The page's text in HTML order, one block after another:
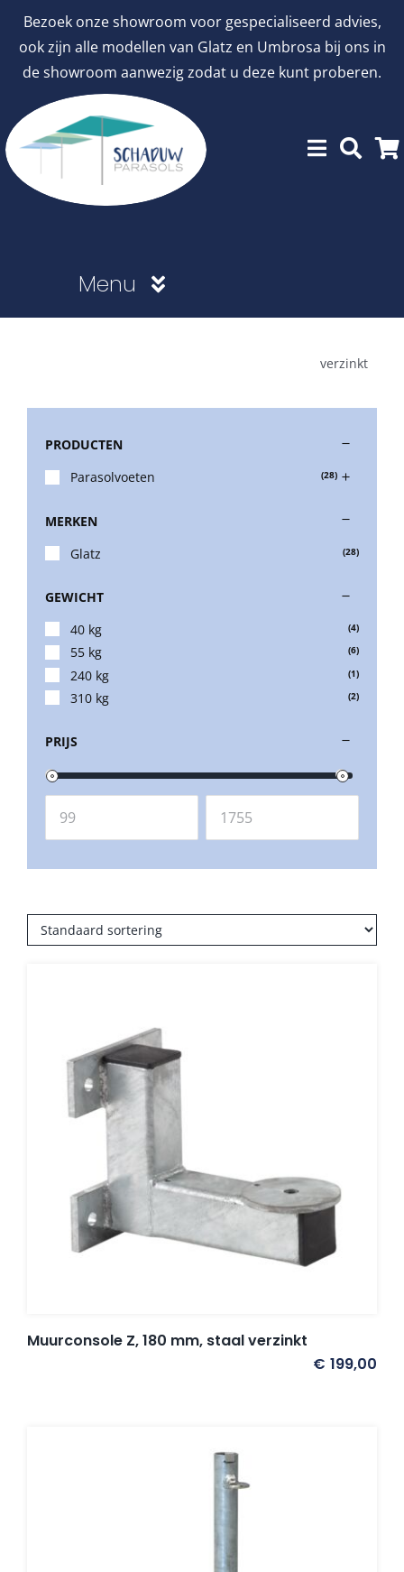
Bezoek onze showroom voor gespecialiseerd advies,
ook zijn alle modellen van Glatz en Umbrosa bij ons in
de showroom aanwezig zodat u deze kunt proberen.
inhoud
Menu
Stokparasols
Muurparasols
Schaduwdoeken
Snel leverbaar
Balkonklemmen
Beschermhoezen
Glatz Vita Collectie
Glatz parasoldoeken
Glatz stofstalen collectie Sampleboeken
Umbrosa en Paraflex parasoldoeken
verzinkt
PRODUCTEN
Parasolvoeten
(28)
MERKEN
Glatz
(28)
GEWICHT
40 kg
(4)
55 kg (6)
240 kg (1)
310 kg (2)
PRIJS
Muurconsole Z, 180 mm, staal verzinkt
€ 199,00